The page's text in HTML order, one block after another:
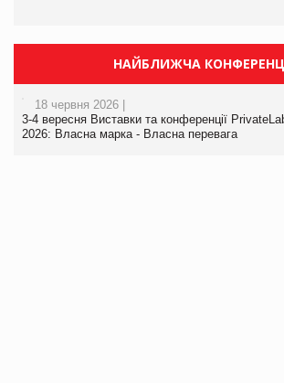
НАЙБЛИЖЧА
18 червня 2026 |
3-4 вересня Виставки та конференції
2026: Власна марка - Власна перевага